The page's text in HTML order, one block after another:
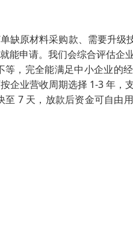
缺原材料采购款、需要升
能申请。我们会综合评估企
，完全能满足中小企业的
企业营收周期选择 1-3 年，
7 天，放款后资金可自由